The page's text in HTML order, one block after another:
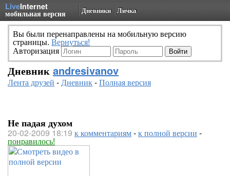
LiveInternet
мобильная версия Дневники Личка
Вы были перенаправлены на мобильную версию
страницы. Вернуться!
Авторизация
Дневник andresivanov
Лента друзей -Дневник-Полная версия
Не падая духом
20-02-2009 18:19 к комментариям-к полной версии -
понравилось!